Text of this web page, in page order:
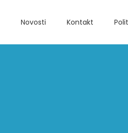
Novosti Kontakt